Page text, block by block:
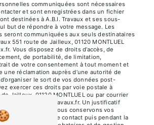
communiquées sont nécessaires
et sont enregistrées dans un fichier
destinées à A.B.I. Travaux et ses sous-
but de répondre à votre message. Les
seront communiquées aux seuls destinataires
551 route de Jailleux, 01120 MONTLUEL
Vous disposez de droits d’accès, de
de portabilité, de limitation,
de votre consentement à tout moment et
une réclamation auprès d’une autorité de
le sort de vos données post-
exercer ces droits par voie postale à
Jailleux, 01120 MONTLUEL ou par courrier
contact@abi-travaux.fr. Un justificatif
être demandé. Nous conservons vos
période de prise de contact puis pendant la